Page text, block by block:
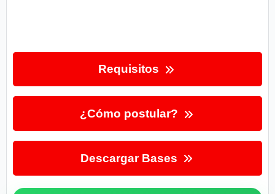
Requisitos
¿Cómo postular?
Descargar Bases